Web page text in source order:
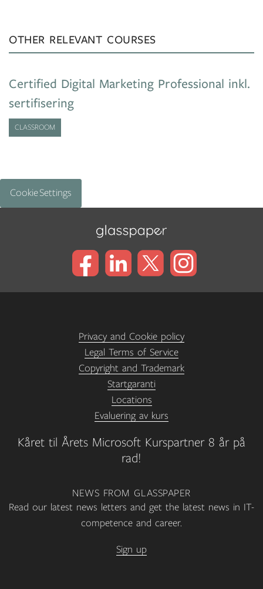
OTHER RELEVANT COURSES
Certified Digital Marketing Professional inkl.
sertifisering
CLASSROOM
Cookie Settings
Kåret til Årets Microsoft Kurspartner 8 år på
rad!
Privacy and Cookie policy
Legal Terms of Service
Copyright and Trademark
Startgaranti
Locations
Evaluering av kurs
NEWS FROM GLASSPAPER
Read our latest news letters and get the latest news in IT-
competence and career.
Sign up